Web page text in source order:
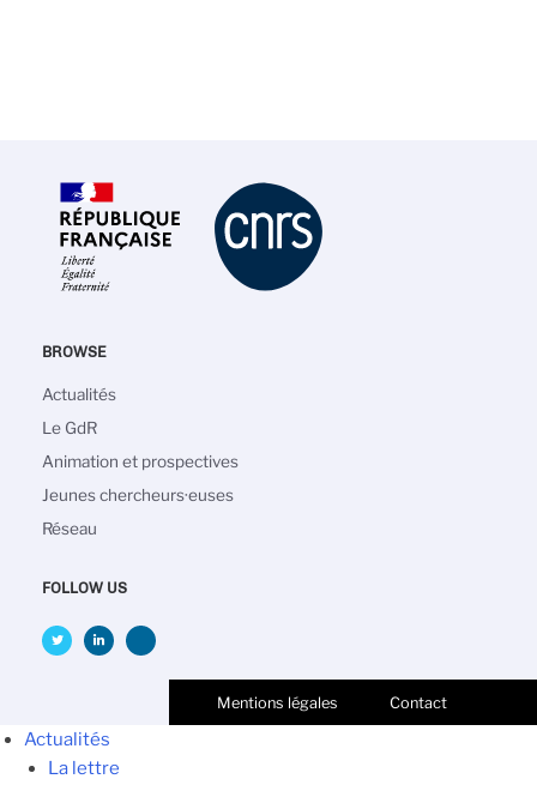
BROWSE
Navigation
principale
Actualités
Le GdR
Animation et prospectives
Jeunes chercheurs·euses
Réseau
FOLLOW US
Mentions légales Contact
Actualités
La lettre